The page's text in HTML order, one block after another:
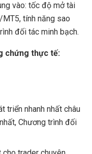
vào: tốc độ mở tài
tính năng sao
đối tác minh bạch.
chứng thực tế:
triển nhanh nhất châu
Chương trình đối